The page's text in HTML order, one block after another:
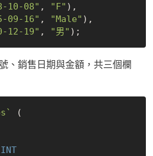
10-08" , "F" ),
09-16" , "Male" ),
12-19" , "男"
、銷售日期與金額，共三個欄
(
INT